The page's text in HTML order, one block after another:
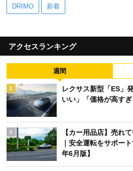
DRIMO 新着
アクセスランキング
週間
1
レクサス新型「ES」
いい」「価格が高す
2
【カー用品店】売れ
｜安全運転をサポー
年6月版】